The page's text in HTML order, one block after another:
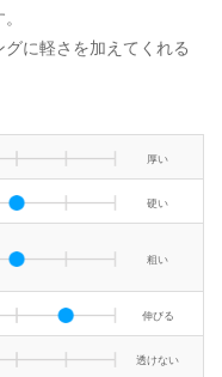
に軽さを加えてくれる
厚い
硬い
粗い
伸びる
透けない